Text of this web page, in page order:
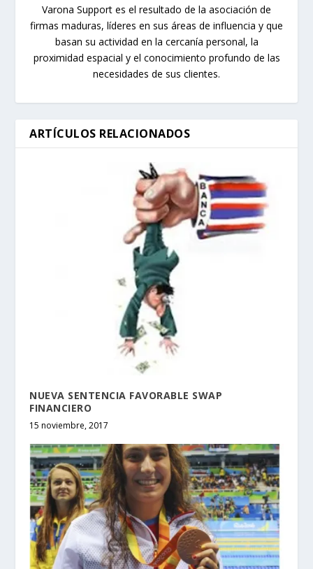
Varona Support es el resultado de la asociación de
firmas maduras, líderes en sus áreas de influencia y que
basan su actividad en la cercanía personal, la
proximidad espacial y el conocimiento profundo de las
necesidades de sus clientes.
ARTÍCULOS RELACIONADOS
NUEVA SENTENCIA FAVORABLE SWAP
FINANCIERO
15 noviembre, 2017